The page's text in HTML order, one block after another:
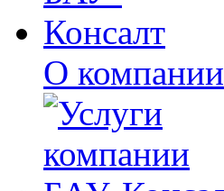
О компании